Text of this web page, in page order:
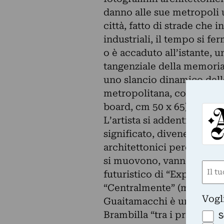
danno alle sue metropoli
città, fatto di strade che
industriali, il tempo si
o è accaduto all’istante,
tangenziale della
uno slancio dinamico
metropolitana, come
board, cm 50 x 65) e
L’artista si addentra e
significato, divenendo al
architettonici percorsi da
si muovono, vanno e
futuristico di “Expo” (mix
“Centralmente” (mix
Guaitamacchi è un artista
Brambilla “tra i primi
Nome